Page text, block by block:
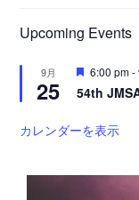
Upcoming Events
9月
25
注
目
6:00 pm-
54th
カレンダーを表示